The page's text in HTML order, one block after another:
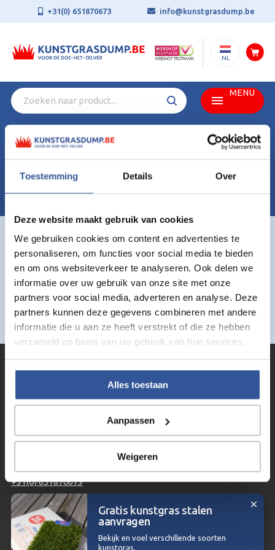
Toestemming Details Over
Deze website maakt gebruik van cookies
We gebruiken cookies om content en advertenties te
personaliseren, om functies voor social media te bieden
en om ons websiteverkeer te analyseren. Ook delen we
informatie over uw gebruik van onze site met onze
partners voor social media, adverteren en analyse. Deze
partners kunnen deze gegevens combineren met andere
informatie die u aan ze heeft verstrekt of die ze hebben
verzameld op basis van uw gebruik van hun services.
Alles toestaan
Aanpassen
Weigeren
+31(0) 651870673 info@kunstgrasdump.be
.NL
MENU
🌞 Zomervakantie = >>>15% korting op alle kunstgrassen<<<
(tijdens onze vakantie worden er geen bestellingen geleverd.
Gebruik kortingscode: ZOMER26 (Actie: 23 juli t/m 10
Home Essen
Geen producten gevonden die aan je zoekcriteria
voldoen.
De kunstgras shop voor de doe-het-zelver!
CONTACTEER ONS
info@kunstgrasdump.be
+31(0) 651870673
Copyright © 2026 | Kunstgrasdump.be - Voor de doe-het-zelver
Gratis kunstgras stalen
aanvragen
Bekijk en voel verschillende soorten
kunstgras.